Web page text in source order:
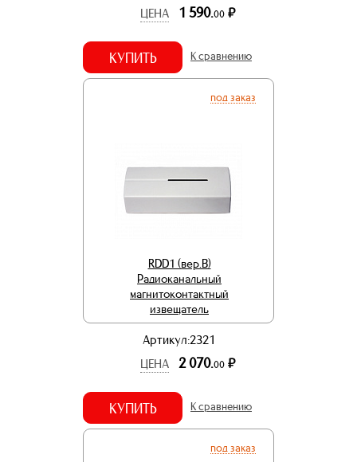
ЦЕНА
1 590.00 р.
КУПИТЬ К сравнению
под заказ
RDD1 (вер.В)
Радиоканальный
магнитоконтактный
извещатель
Артикул:2321
ЦЕНА
2 070.00 р.
КУПИТЬ К сравнению
под заказ